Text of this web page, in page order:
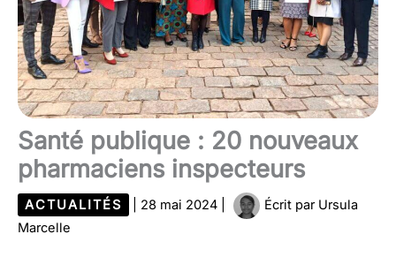
Santé publique : 20 nouveaux
pharmaciens inspecteurs
ACTUALITÉS 28 mai 2024 Écrit par Ursula
Marcelle